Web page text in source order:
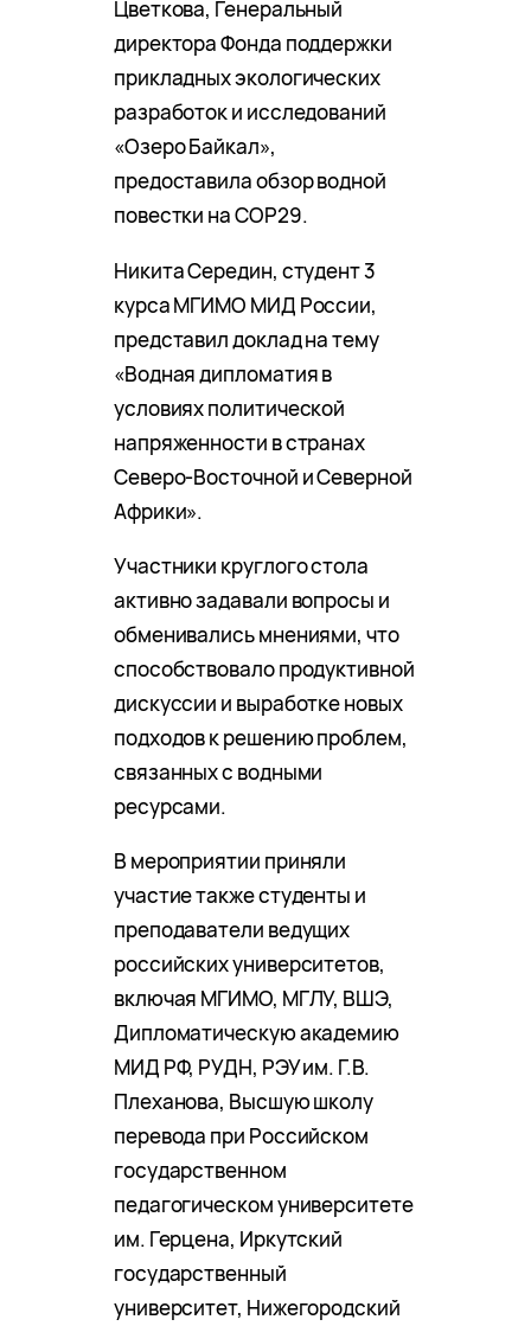
Цветкова, Генеральный
директора Фонда поддержки
прикладных экологических
разработок и исследований
«Озеро Байкал»,
предоставила обзор водной
повестки на COP29.
Никита Середин, студент 3
курса МГИМО МИД России,
представил доклад на тему
«Водная дипломатия в
условиях политической
напряженности в странах
Северо-Восточной и Северной
Африки».
Участники круглого стола
активно задавали вопросы и
обменивались мнениями, что
способствовало продуктивной
дискуссии и выработке новых
подходов к решению проблем,
связанных с водными
ресурсами.
В мероприятии приняли
участие также студенты и
преподаватели ведущих
российских университетов,
включая МГИМО, МГЛУ, ВШЭ,
Дипломатическую академию
МИД РФ, РУДН, РЭУ им. Г.В.
Плеханова, Высшую школу
перевода при Российском
государственном
педагогическом университете
им. Герцена, Иркутский
государственный
университет, Нижегородский